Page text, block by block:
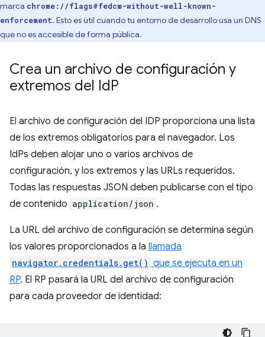
marca chrome://flags#fedcm-without-well-known-
enforcement. Esto es útil cuando tu entorno de desarrollo usa un DNS
que no es accesible de forma pública.
Crea un archivo de configuración y
extremos del IdP
El archivo de configuración del IDP proporciona una lista
de los extremos obligatorios para el navegador. Los
IdPs deben alojar uno o varios archivos de
configuración, y los extremos y las URLs requeridos.
Todas las respuestas JSON deben publicarse con el tipo
de contenido application/json .
La URL del archivo de configuración se determina según
los valores proporcionados a la llamada
navigator.credentials.get() que se ejecuta en un
RP. El RP pasará la URL del archivo de configuración
para cada proveedor de identidad: